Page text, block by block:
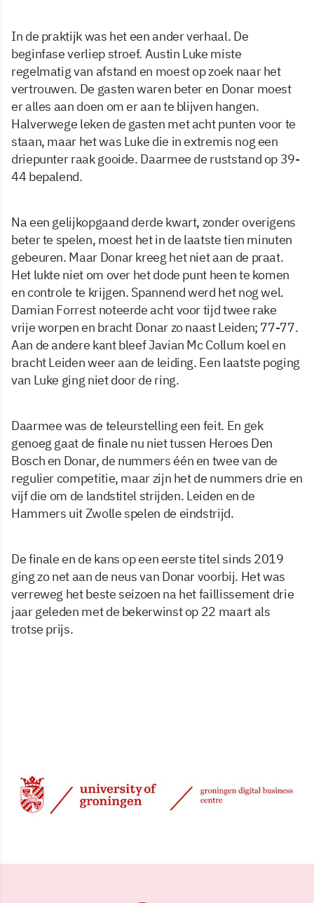
In de praktijk was het een ander verhaal. De
beginfase verliep stroef. Austin Luke miste
regelmatig van afstand en moest op zoek naar het
vertrouwen. De gasten waren beter en Donar moest
er alles aan doen om er aan te blijven hangen.
Halverwege leken de gasten met acht punten voor te
staan, maar het was Luke die in extremis nog een
driepunter raak gooide. Daarmee de ruststand op 39-
44 bepalend.
Na een gelijkopgaand derde kwart, zonder overigens
beter te spelen, moest het in de laatste tien minuten
gebeuren. Maar Donar kreeg het niet aan de praat.
Het lukte niet om over het dode punt heen te komen
en controle te krijgen. Spannend werd het nog wel.
Damian Forrest noteerde acht voor tijd twee rake
vrije worpen en bracht Donar zo naast Leiden; 77-77.
Aan de andere kant bleef Javian Mc Collum koel en
bracht Leiden weer aan de leiding. Een laatste poging
van Luke ging niet door de ring.
Daarmee was de teleurstelling een feit. En gek
genoeg gaat de finale nu niet tussen Heroes Den
Bosch en Donar, de nummers één en twee van de
regulier competitie, maar zijn het de nummers drie en
vijf die om de landstitel strijden. Leiden en de
Hammers uit Zwolle spelen de eindstrijd.
De finale en de kans op een eerste titel sinds 2019
ging zo net aan de neus van Donar voorbij. Het was
verreweg het beste seizoen na het faillissement drie
jaar geleden met de bekerwinst op 22 maart als
trotse prijs.
1 jun 2026, 08:46